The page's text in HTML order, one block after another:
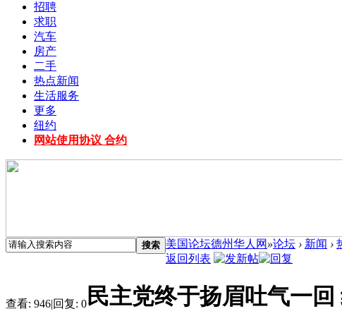
招聘
求职
汽车
房产
二手
热点新闻
生活服务
更多
纽约
网站使用协议 合约
搜索 美国论坛德州华人网 »论坛 › 新闻 ›
返回列表
查看: 946|回复: 0民主党终于扬眉吐气一回